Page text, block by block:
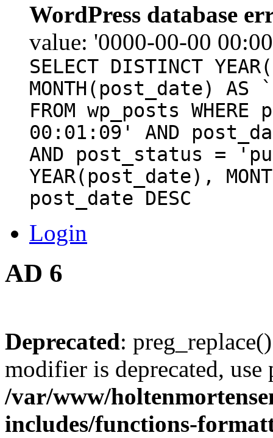
WordPress database
value: '0000-00-00
SELECT DISTINCT
MONTH(post_date)
FROM wp_posts
00:01:09' AND
AND post_status =
YEAR(post_date),
post_date DESC
Login
AD 6
Deprecated:
modifier is deprecated,
/var/www/
includes/functions-